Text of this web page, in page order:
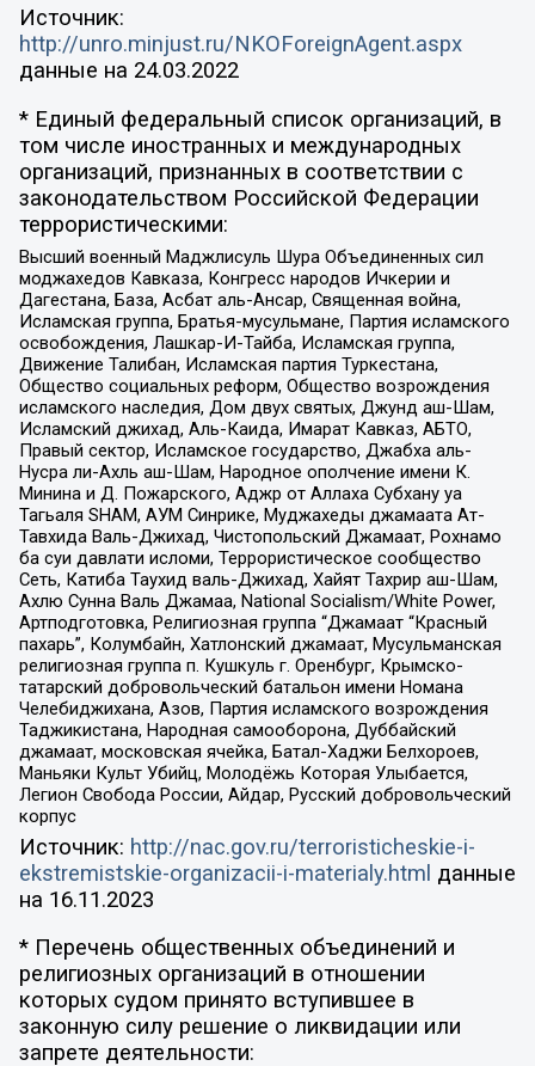
Источник:
http://unro.minjust.ru/NKOForeignAgent.aspx
данные на 24.03.2022
* Единый федеральный список организаций, в
том числе иностранных и международных
организаций, признанных в соответствии с
законодательством Российской Федерации
террористическими:
Высший военный Маджлисуль Шура Объединенных сил
моджахедов Кавказа, Конгресс народов Ичкерии и
Дагестана, База, Асбат аль-Ансар, Священная война,
Исламская группа, Братья-мусульмане, Партия исламского
освобождения, Лашкар-И-Тайба, Исламская группа,
Движение Талибан, Исламская партия Туркестана,
Общество социальных реформ, Общество возрождения
исламского наследия, Дом двух святых, Джунд аш-Шам,
Исламский джихад, Аль-Каида, Имарат Кавказ, АБТО,
Правый сектор, Исламское государство, Джабха аль-
Нусра ли-Ахль аш-Шам, Народное ополчение имени К.
Минина и Д. Пожарского, Аджр от Аллаха Субхану уа
Тагьаля SHAM, АУМ Синрике, Муджахеды джамаата Ат-
Тавхида Валь-Джихад, Чистопольский Джамаат, Рохнамо
ба суи давлати исломи, Террористическое сообщество
Сеть, Катиба Таухид валь-Джихад, Хайят Тахрир аш-Шам,
Ахлю Сунна Валь Джамаа, National Socialism/White Power,
Артподготовка, Религиозная группа “Джамаат “Красный
пахарь”, Колумбайн, Хатлонский джамаат, Мусульманская
религиозная группа п. Кушкуль г. Оренбург, Крымско-
татарский добровольческий батальон имени Номана
Челебиджихана, Азов, Партия исламского возрождения
Таджикистана, Народная самооборона, Дуббайский
джамаат, московская ячейка, Батал-Хаджи Белхороев,
Маньяки Культ Убийц, Молодёжь Которая Улыбается,
Легион Свобода России, Айдар, Русский добровольческий
корпус
Источник: http://nac.gov.ru/terroristicheskie-i-
ekstremistskie-organizacii-i-materialy.html данные
на 16.11.2023
* Перечень общественных объединений и
религиозных организаций в отношении
которых судом принято вступившее в
законную силу решение о ликвидации или
запрете деятельности: